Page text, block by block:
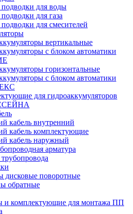
для воды
для газа
для смесителей
вертикальные
с блоком автоматики
горизонтальные
с блоком автоматики
для гидроаккумуляторов
кабель внутренний
кабель комплектующие
кабель наружный
арматура
дисковые поворотные
обратные
и комплектующие для монтажа ПП